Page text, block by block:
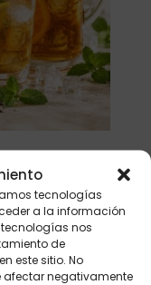
tecnologías
a la información
nos
de
este sitio. No
afectar negativamente